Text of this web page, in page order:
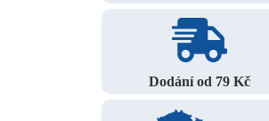
Dodání od 79 Kč